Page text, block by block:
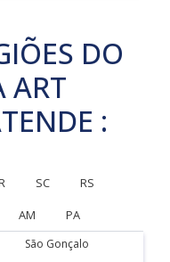
DO
ART
:
SC
RS
AM PA
São Gonçalo